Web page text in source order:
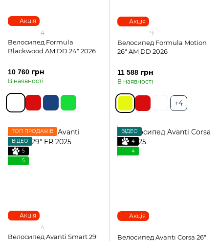
Акція
4
Велосипед Formula
Blackwood AM DD 24" 2026
10 760 грн
В наявності
Акція
9
Велосипед Formula Motion
26" AM DD 2026
11 588 грн
В наявності
+4
Акція
ТОП ПРОДАЖІВ
ВІДЕО
5
5
4
Велосипед Avanti Smart 29"
Акція
ВІДЕО
4
4
Велосипед Avanti Corsa 26"